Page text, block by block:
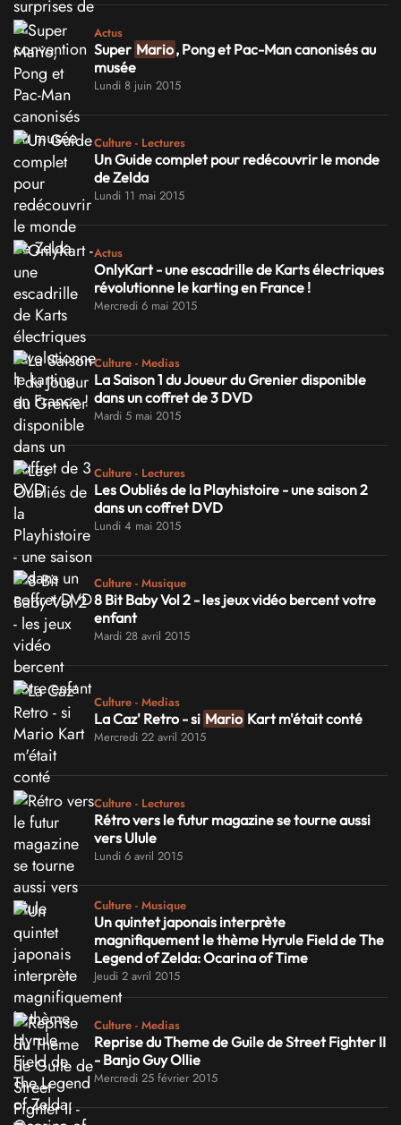
Actus
Super Mario, Pong et Pac-Man canonisés au
musée
Lundi 8 juin 2015
Culture - Lectures
Un Guide complet pour redécouvrir le monde
de Zelda
Lundi 11 mai 2015
Actus
OnlyKart - une escadrille de Karts électriques
révolutionne le karting en France !
Mercredi 6 mai 2015
Culture - Medias
La Saison 1 du Joueur du Grenier disponible
dans un coffret de 3 DVD
Mardi 5 mai 2015
Culture - Lectures
Les Oubliés de la Playhistoire - une saison 2
dans un coffret DVD
Lundi 4 mai 2015
Culture - Musique
8 Bit Baby Vol 2 - les jeux vidéo bercent votre
enfant
Mardi 28 avril 2015
Culture - Medias
La Caz' Retro - si Mario Kart m'était conté
Mercredi 22 avril 2015
Culture - Lectures
Rétro vers le futur magazine se tourne aussi
vers Ulule
Lundi 6 avril 2015
Culture - Musique
Un quintet japonais interprète
magnifiquement le thème Hyrule Field de The
Legend of Zelda: Ocarina of Time
Jeudi 2 avril 2015
Culture - Medias
Reprise du Theme de Guile de Street Fighter II
- Banjo Guy Ollie
Mercredi 25 février 2015